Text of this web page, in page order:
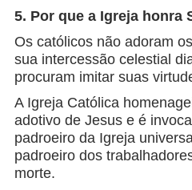
5. Por que a Igreja honra
Os católicos não adoram
sua intercessão celestial
procuram imitar suas
A Igreja Católica
adotivo de Jesus e é
padroeiro da Igreja
padroeiro dos
morte.